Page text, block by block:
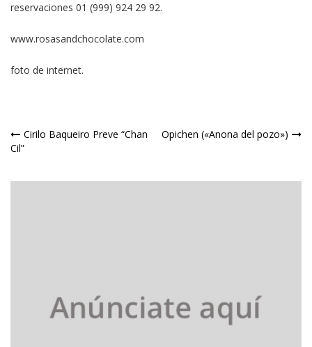
reservaciones 01 (999) 924 29 92.
www.rosasandchocolate.com
foto de internet.
Navegación
entradas
Cirilo Baqueiro Preve “Chan
Cil”
Opichen («Anona del pozo»)